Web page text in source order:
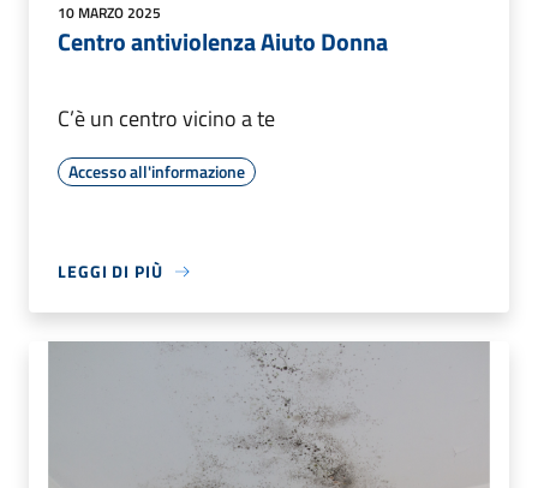
10 MARZO 2025
Centro antiviolenza Aiuto Donna
C’è un centro vicino a te
Accesso all'informazione
LEGGI DI PIÙ